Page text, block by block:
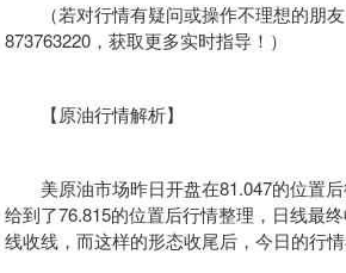
（若对行情有疑问或操作不理想的朋友
873763220，获取更多实时指导！）
【原油行情解析】
美原油市场昨日开盘在81.047的位置后
给到了76.815的位置后行情整理，日线最
线收线，而这样的形态收尾后，今日的行